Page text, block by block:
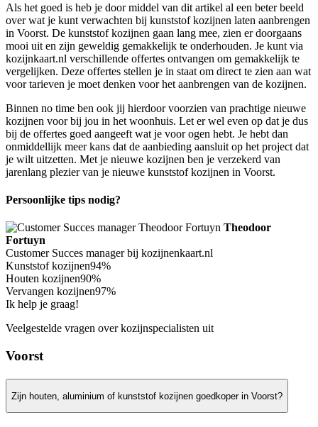
Als het goed is heb je door middel van dit artikel al een beter beeld
over wat je kunt verwachten bij kunststof kozijnen laten aanbrengen
in Voorst. De kunststof kozijnen gaan lang mee, zien er doorgaans
mooi uit en zijn geweldig gemakkelijk te onderhouden. Je kunt via
kozijnkaart.nl verschillende offertes ontvangen om gemakkelijk te
vergelijken. Deze offertes stellen je in staat om direct te zien aan wat
voor tarieven je moet denken voor het aanbrengen van de kozijnen.
Binnen no time ben ook jij hierdoor voorzien van prachtige nieuwe
kozijnen voor bij jou in het woonhuis. Let er wel even op dat je dus
bij de offertes goed aangeeft wat je voor ogen hebt. Je hebt dan
onmiddellijk meer kans dat de aanbieding aansluit op het project dat
je wilt uitzetten. Met je nieuwe kozijnen ben je verzekerd van
jarenlang plezier van je nieuwe kunststof kozijnen in Voorst.
Persoonlijke tips nodig?
Theodoor
Fortuyn
Customer Succes manager bij kozijnenkaart.nl
Kunststof kozijnen94%
Houten kozijnen90%
Vervangen kozijnen97%
Ik help je graag!
Veelgestelde vragen over kozijnspecialisten uit
Voorst
Zijn houten, aluminium of kunststof kozijnen goedkoper in Voorst?